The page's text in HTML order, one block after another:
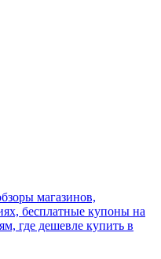
магазинов,
бесплатные купоны на
где дешевле купить в